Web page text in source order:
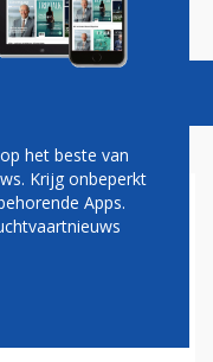
Vacatures
afbreken
het beste van
Krijg onbeperkt
Apps.